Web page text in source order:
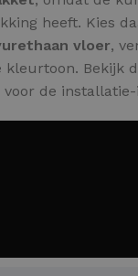
heeft. Kies
vloer,
Bekijk
voor de